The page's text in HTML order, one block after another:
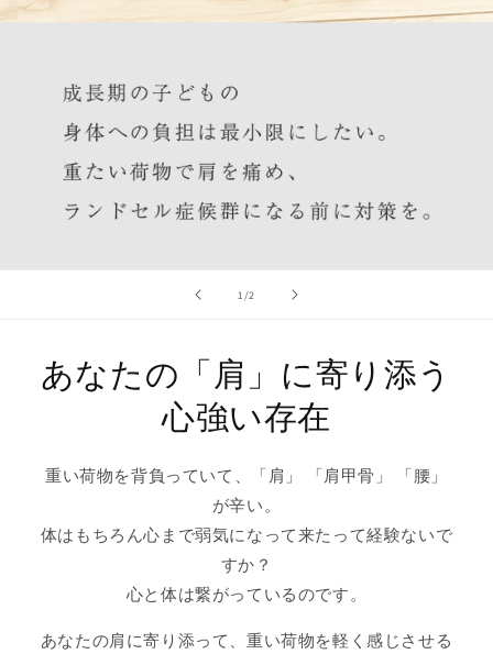
1/の2
あなたの「肩」に寄り添う
心強い存在
重い荷物を背負っていて、「肩」 「肩甲骨」 「腰」
が辛い。
体はもちろん心まで弱気になって来たって経験ないで
すか？
心と体は繋がっているのです。
あなたの肩に寄り添って、重い荷物を軽く感じさせる